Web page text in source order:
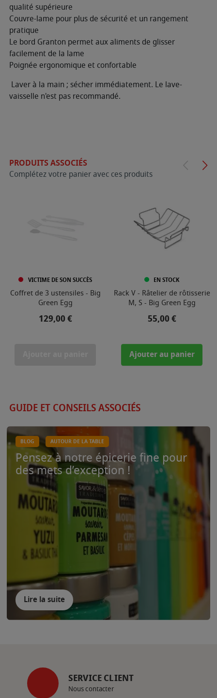
qualité supérieure
Couvre-lame pour plus de sécurité et un rangement
pratique
Le bord Granton permet aux aliments de glisser
facilement de la lame
Poignée ergonomique et confortable
Laver à la main ; sécher immédiatement. Le lave-
vaisselle n'est pas recommandé.
PRODUITS ASSOCIÉS
Complétez votre panier avec ces produits
VICTIME DE SON SUCCÈS
Coffret de 3 ustensiles - Big
Green Egg
Prix
129,00 €
EN STOCK
Rack V - Râtelier de rôtisserie
M, S - Big Green Egg
Prix
55,00 €
Ajouter au panier
GUIDE ET CONSEILS ASSOCIÉS
BLOG AUTOUR DE LA TABLE
Pensez à notre épicerie fine pour
des mets d’exception !
Lire la suite
SERVICE CLIENT
Nous contacter